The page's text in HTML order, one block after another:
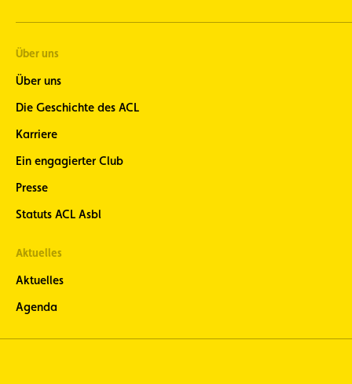
Über uns
Über uns
Die Geschichte des ACL
Karriere
Ein engagierter Club
Presse
Statuts ACL Asbl
Aktuelles
Aktuelles
Agenda